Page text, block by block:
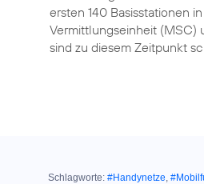
ersten 140 Basisstationen
Vermittlungseinheit (MSC)
sind zu diesem Zeitpunkt
Schlagworte: #Handynetze,